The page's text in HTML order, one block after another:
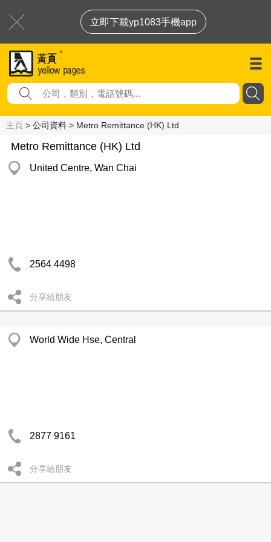
立即下載yp1083手機app
主頁 > 公司資料 > Metro Remittance (HK) Ltd
Metro Remittance (HK) Ltd
United Centre, Wan Chai
2564 4498
分享給朋友
World Wide Hse, Central
2877 9161
分享給朋友